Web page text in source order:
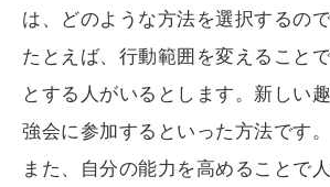
は、どのような方法を選択するので
たとえば、行動範囲を変えること
とする人がいるとします。新しい
強会に参加するといった方法です。
また、自分の能力を高めることで